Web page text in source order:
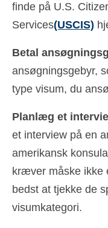
finde på U.S.
Services(USCIS)
Betal
ansøgningsgebyr,
type visum, du
Planlæg et
et interview på en
amerikansk
kræver måske ikke
bedst at tjekke de
visumkategori.